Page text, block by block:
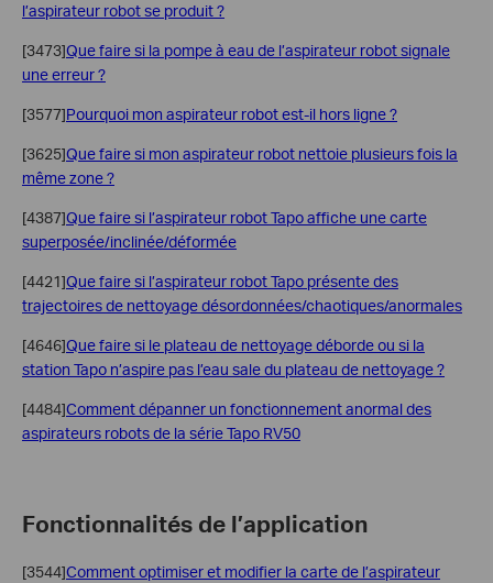
l’aspirateur robot se produit ?
[3473]Que faire si la pompe à eau de l’aspirateur robot signale
une erreur ?
[3577]Pourquoi mon aspirateur robot est-il hors ligne ?
[3625]Que faire si mon aspirateur robot nettoie plusieurs fois la
même zone ?
[4387]Que faire si l’aspirateur robot Tapo affiche une carte
superposée/inclinée/déformée
[4421]Que faire si l’aspirateur robot Tapo présente des
trajectoires de nettoyage désordonnées/chaotiques/anormales
[4646]Que faire si le plateau de nettoyage déborde ou si la
station Tapo n’aspire pas l’eau sale du plateau de nettoyage ?
[4484]Comment dépanner un fonctionnement anormal des
aspirateurs robots de la série Tapo RV50
Fonctionnalités de l’application
[3544]Comment optimiser et modifier la carte de l’aspirateur